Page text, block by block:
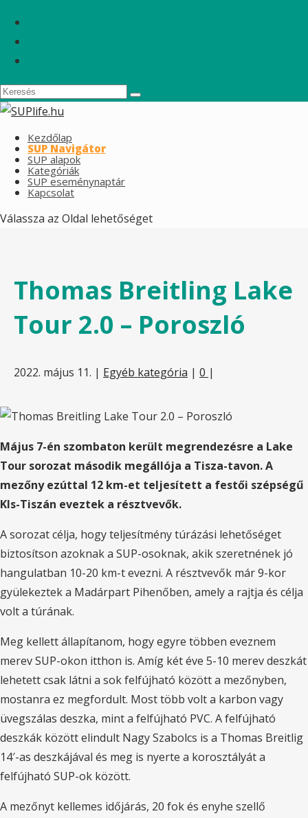
Kezdőlap
SUP Navigátor
SUP alapok
Kategóriák
SUP eseménynaptár
Kapcsolat
Válassza az Oldal lehetőséget
Thomas Breitling Lake
Tour 2.0 – Poroszló
2022. május 11. | Egyéb kategória | 0 |
Május 7-én szombaton került megrendezésre a Lake
Tour sorozat második megállója a Tisza-tavon. A
mezőny ezúttal 12 km-et teljesített a festői szépségű
KIs-Tiszán eveztek a résztvevők.
A sorozat célja, hogy teljesítmény túrázási lehetőséget
biztosítson azoknak a SUP-osoknak, akik szeretnének jó
hangulatban 10-20 km-t evezni. A résztvevők már 9-kor
gyülekeztek a Madárpart Pihenőben, amely a rajtja és célja
volt a túrának.
Meg kellett állapítanom, hogy egyre többen eveznem
merev SUP-okon itthon is. Amíg két éve 5-10 merev deszkát
lehetett csak látni a sok felfújható között a mezőnyben,
mostanra ez megfordult. Most több volt a karbon vagy
üvegszálas deszka, mint a felfújható PVC. A felfújható
deszkák között elindult Nagy Szabolcs is a Thomas Breitlig
14′-as deszkájával és meg is nyerte a korosztályát a
felfújható SUP-ok között.
A mezőnyt kellemes időjárás, 20 fok és enyhe szellő